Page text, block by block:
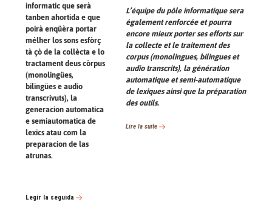
informatic que serà
tanben ahortida e que
poirà enqüèra portar
mélher los sons esfòrç
tà çò de la collècta e lo
tractament deus còrpus
(monolingües,
bilingües e audio
transcrivuts), la
generacion automatica
e semiautomatica de
lexics atau com la
preparacion de las
atrunas.
Legir la seguida
L’équipe du pôle informatique sera
également renforcée et pourra
encore mieux porter ses efforts sur
la collecte et le traitement des
corpus (monolingues, bilingues et
audio transcrits), la génération
automatique et semi-automatique
de lexiques ainsi que la préparation
des outils.
Lire la suite